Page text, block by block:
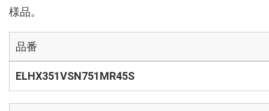
様品。
品番
ELHX351VSN751MR45S